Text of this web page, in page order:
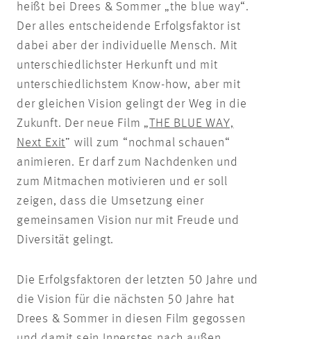
heißt bei Drees & Sommer „the blue way“.
Der alles entscheidende Erfolgsfaktor ist
dabei aber der individuelle Mensch. Mit
unterschiedlichster Herkunft und mit
unterschiedlichstem Know-how, aber mit
der gleichen Vision gelingt der Weg in die
Zukunft. Der neue Film „THE BLUE WAY,
Next Exit” will zum “nochmal schauen“
animieren. Er darf zum Nachdenken und
zum Mitmachen motivieren und er soll
zeigen, dass die Umsetzung einer
gemeinsamen Vision nur mit Freude und
Diversität gelingt.
Die Erfolgsfaktoren der letzten 50 Jahre und
die Vision für die nächsten 50 Jahre hat
Drees & Sommer in diesen Film gegossen